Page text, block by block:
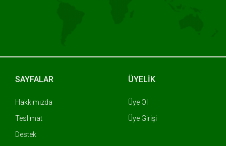
SAYFALAR
Hakkımızda
Teslimat
Destek
ÜYELİK
Üye Ol
Üye Girişi